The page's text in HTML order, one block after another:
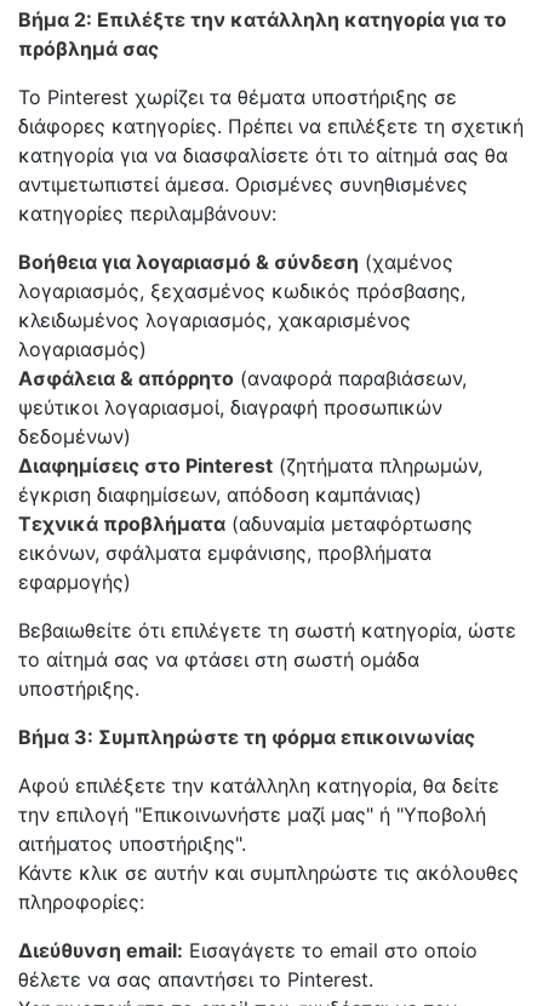
Βήμα 2: Επιλέξτε την κατάλληλη κατηγορία για το
πρόβλημά σας
Το Pinterest χωρίζει τα θέματα υποστήριξης σε
διάφορες κατηγορίες. Πρέπει να επιλέξετε τη σχετική
κατηγορία για να διασφαλίσετε ότι το αίτημά σας θα
αντιμετωπιστεί άμεσα. Ορισμένες συνηθισμένες
κατηγορίες περιλαμβάνουν:
Βοήθεια για λογαριασμό & σύνδεση (χαμένος
λογαριασμός, ξεχασμένος κωδικός πρόσβασης,
κλειδωμένος λογαριασμός, χακαρισμένος
λογαριασμός)
Ασφάλεια & απόρρητο (αναφορά παραβιάσεων,
ψεύτικοι λογαριασμοί, διαγραφή προσωπικών
δεδομένων)
Διαφημίσεις στο Pinterest (ζητήματα πληρωμών,
έγκριση διαφημίσεων, απόδοση καμπάνιας)
Τεχνικά προβλήματα (αδυναμία μεταφόρτωσης
εικόνων, σφάλματα εμφάνισης, προβλήματα
εφαρμογής)
Βεβαιωθείτε ότι επιλέγετε τη σωστή κατηγορία, ώστε
το αίτημά σας να φτάσει στη σωστή ομάδα
υποστήριξης.
Βήμα 3: Συμπληρώστε τη φόρμα επικοινωνίας
Αφού επιλέξετε την κατάλληλη κατηγορία, θα δείτε
την επιλογή "Επικοινωνήστε μαζί μας" ή "Υποβολή
αιτήματος υποστήριξης".
Κάντε κλικ σε αυτήν και συμπληρώστε τις ακόλουθες
πληροφορίες:
Διεύθυνση email: Εισαγάγετε το email στο οποίο
θέλετε να σας απαντήσει το Pinterest.